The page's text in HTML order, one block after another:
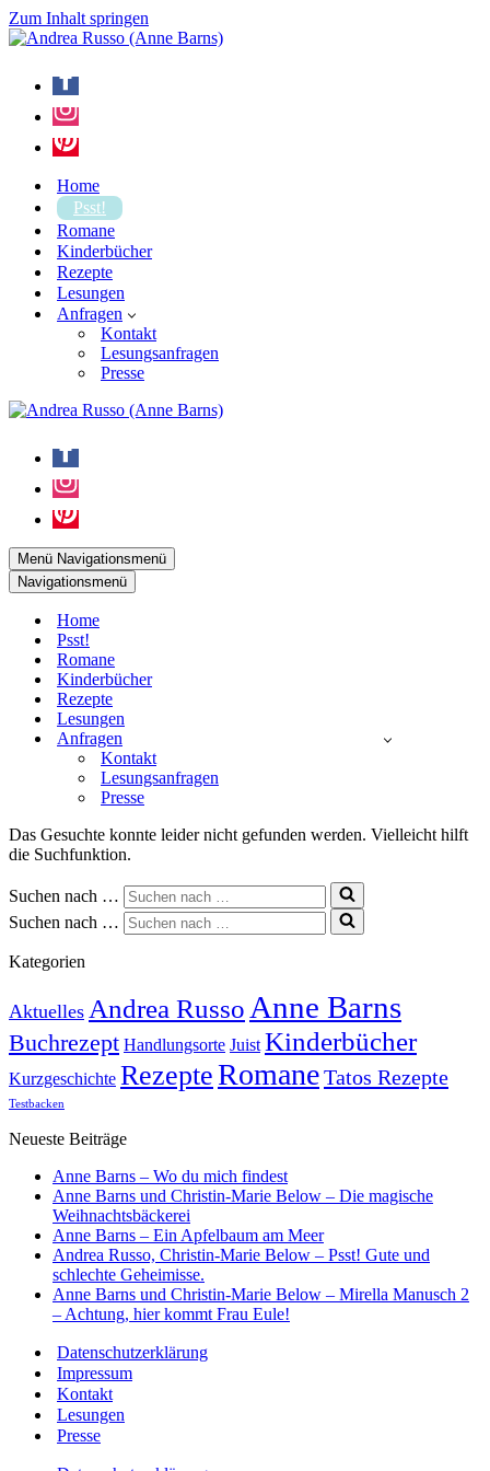
Zum Inhalt springen
Home
Psst!
Romane
Kinderbücher
Rezepte
Lesungen
Anfragen
Kontakt
Lesungsanfragen
Presse
Menü Navigationsmenü
Navigationsmenü
Home
Psst!
Romane
Kinderbücher
Rezepte
Lesungen
Anfragen
Kontakt
Lesungsanfragen
Presse
Das Gesuchte konnte leider nicht gefunden werden. Vielleicht hilft
die Suchfunktion.
Suchen nach …
Suchen nach …
Kategorien
Aktuelles Andrea Russo Anne Barns
Buchrezept Handlungsorte Juist Kinderbücher
Kurzgeschichte RezepteRomaneTatos Rezepte
Testbacken
Neueste Beiträge
Anne Barns – Wo du mich findest
Anne Barns und Christin-Marie Below – Die magische
Weihnachtsbäckerei
Anne Barns – Ein Apfelbaum am Meer
Andrea Russo, Christin-Marie Below – Psst! Gute und
schlechte Geheimisse.
Anne Barns und Christin-Marie Below – Mirella Manusch 2
– Achtung, hier kommt Frau Eule!
Datenschutzerklärung
Impressum
Kontakt
Lesungen
Presse